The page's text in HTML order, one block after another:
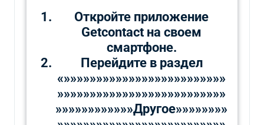
Откройте приложение
Getcontact на своем
смартфоне.
Перейдите в раздел
«»»»»»»»»»»»»»»»»»»»»»»»»»
»»»»»»»»»»»»»»»»»»»»»»»»»»
»»»»»»»»»»»»Другое»»»»»»»»